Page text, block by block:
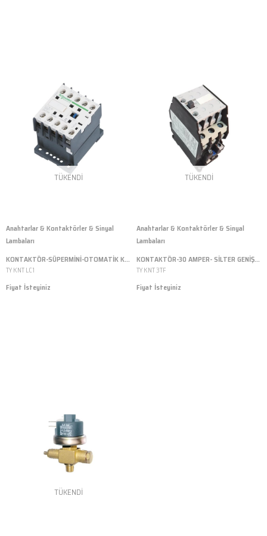
TÜKENDI
Anahtarlar & Kontaktörler & Sinyal
Lambaları
KONTAKTÖR-SÜPERMİNİ-OTOMATİK KAZAN-MASA VE PASKALALAR İÇİN
TY KNT LC1
Fiyat İsteyiniz
TÜKENDI
Anahtarlar & Kontaktörler & Sinyal
Lambaları
KONTAKTÖR-30 AMPER- SİLTER GENİŞ MASALAR İÇİN
TY KNT 3TF
Fiyat İsteyiniz
TÜKENDI